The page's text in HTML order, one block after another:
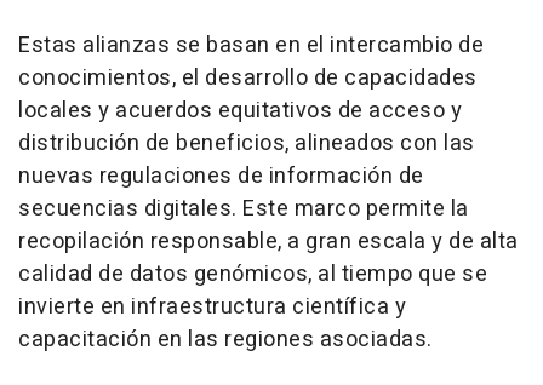
Estas alianzas se basan en el intercambio de
conocimientos, el desarrollo de capacidades
locales y acuerdos equitativos de acceso y
distribución de beneficios, alineados con las
nuevas regulaciones de información de
secuencias digitales. Este marco permite la
recopilación responsable, a gran escala y de alta
calidad de datos genómicos, al tiempo que se
invierte en infraestructura científica y
capacitación en las regiones asociadas.